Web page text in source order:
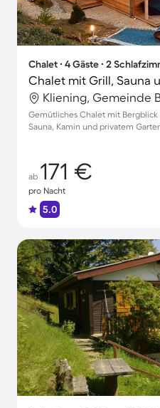
Chalet ∙ 4 Gäste ∙ 2
Chalet mit Grill, Sauna
Gemütliches Chalet mit
Sauna, Kamin und privatem
ab 171 €
pro Nacht
5.0